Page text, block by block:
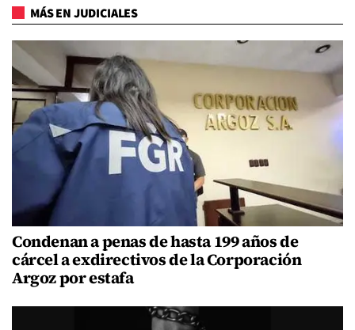
MÁS EN JUDICIALES
Condenan a penas de hasta 199 años de
cárcel a exdirectivos de la Corporación
Argoz por estafa